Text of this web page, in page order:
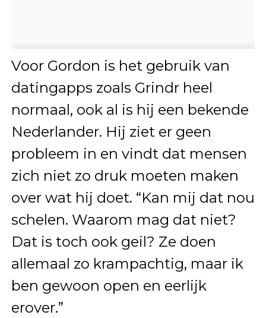
Voor Gordon is het gebruik van
datingapps zoals Grindr heel
normaal, ook al is hij een bekende
Nederlander. Hij ziet er geen
probleem in en vindt dat mensen
zich niet zo druk moeten maken
over wat hij doet. “Kan mij dat nou
schelen. Waarom mag dat niet?
Dat is toch ook geil? Ze doen
allemaal zo krampachtig, maar ik
ben gewoon open en eerlijk
erover.”